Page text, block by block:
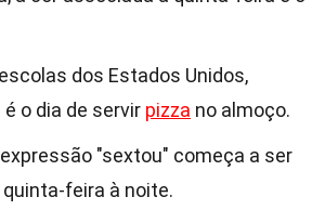
dos Estados Unidos,
o dia de servir pizza no almoço.
"sextou" começa a ser
feira à noite.